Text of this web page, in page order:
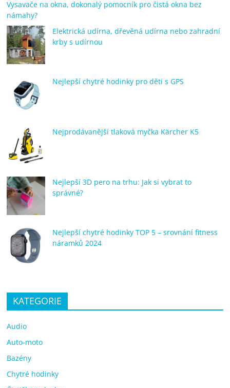
Vysavače na okna, dokonalý pomocník pro čistá okna bez
námahy?
Elektrická udírna, dřevěná udírna nebo zahradní
krby s udírnou
Nejlepší chytré hodinky pro děti s GPS
Nejprodávanější tlaková myčka Kärcher K5
Nejlepší 3D pero na trhu: Jak si vybrat to
správné?
Nejlepší chytré hodinky TOP 5 – srovnání fitness
náramků 2024
KATEGORIE
Audio
Auto-moto
Bazény
Chytré hodinky